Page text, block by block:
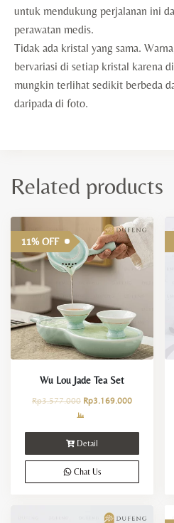
untuk mendukung perjalanan ini
perawatan medis.
Tidak ada kristal yang sama.
bervariasi di setiap kristal karena
mungkin terlihat sedikit berbeda
daripada di foto.
Related products
11% OFF
Wu Lou Jade Tea Set
Rp3.577.000 Rp3.169.000
Detail
Chat Us